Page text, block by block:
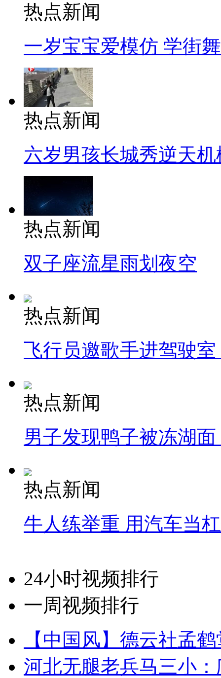
热点新闻
一岁宝宝爱模仿 学街
热点新闻
六岁男孩长城秀逆天机
热点新闻
双子座流星雨划夜空
热点新闻
飞行员邀歌手进驾驶
热点新闻
男子发现鸭子被冻湖
热点新闻
牛人练举重 用汽车当
24小时视频排行
一周视频排行
【中国风】德云社孟
河北无腿老兵马三小